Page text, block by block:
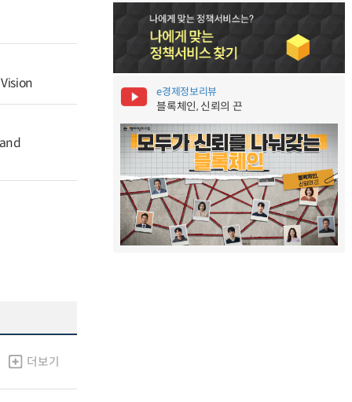
더보기
e경제정보리뷰
블록체인, 신뢰의 끈